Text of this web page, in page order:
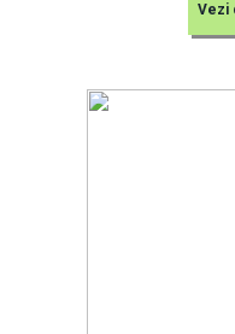
Vezi